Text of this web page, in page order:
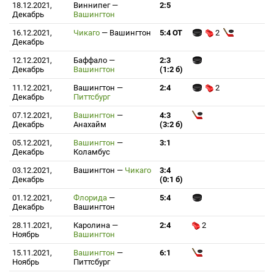
18.12.2021,
Декабрь
Виннипег —
Вашингтон
2:5
16.12.2021,
Декабрь
Чикаго — Вашингтон 5:4 ОТ 2
12.12.2021,
Декабрь
Баффало —
Вашингтон
2:3
(1:2 б)
11.12.2021,
Декабрь
Вашингтон —
Питтсбург
2:4 2
07.12.2021,
Декабрь
Вашингтон —
Анахайм
4:3
(3:2 б)
05.12.2021,
Декабрь
Вашингтон —
Коламбус
3:1
03.12.2021,
Декабрь
Вашингтон — Чикаго
3:4
(0:1 б)
01.12.2021,
Декабрь
Флорида —
Вашингтон
5:4
28.11.2021,
Ноябрь
Каролина —
Вашингтон
2:4 2
15.11.2021,
Ноябрь
Вашингтон —
Питтсбург
6:1